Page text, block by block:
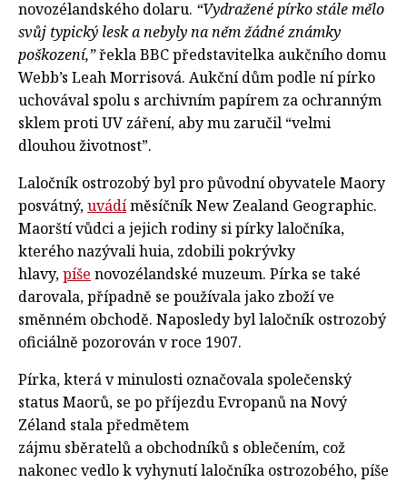
novozélandského dolaru. “Vydražené pírko stále mělo
svůj typický lesk a nebyly na něm žádné známky
poškození,”řekla BBC představitelka aukčního domu
Webb’s Leah Morrisová. Aukční dům podle ní pírko
uchovával spolu s archivním papírem za ochranným
sklem proti UV záření, aby mu zaručil “velmi
dlouhou životnost”.
Laločník ostrozobý byl pro původní obyvatele Maory
posvátný,uvádíměsíčník New Zealand Geographic.
Maorští vůdci a jejich rodiny si pírky laločníka,
kterého nazývali huia, zdobili pokrývky
hlavy,píše novozélandské muzeum. Pírka se také
darovala, případně se používala jako zboží ve
směnném obchodě. Naposledy byl laločník ostrozobý
oficiálně pozorován v roce 1907.
Pírka, která v minulosti označovala společenský
status Maorů, se po příjezdu Evropanů na Nový
Zéland stala předmětem
zájmu sběratelů a obchodníků s oblečením, což
nakonec vedlo k vyhynutí laločníka ostrozobého, píše